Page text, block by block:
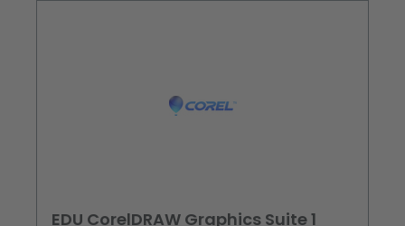
EDU CorelDRAW Graphics Suite 1